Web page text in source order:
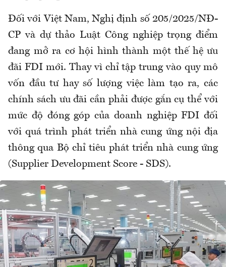
Đối với Việt Nam, Nghị định số 205/2025/NĐ-
CP và dự thảo Luật Công nghiệp trọng điểm
đang mở ra cơ hội hình thành một thế hệ ưu
đãi FDI mới. Thay vì chỉ tập trung vào quy mô
vốn đầu tư hay số lượng việc làm tạo ra, các
chính sách ưu đãi cần phải được gắn cụ thể với
mức độ đóng góp của doanh nghiệp FDI đối
với quá trình phát triển nhà cung ứng nội địa
thông qua Bộ chỉ tiêu phát triển nhà cung ứng
(Supplier Development Score - SDS).